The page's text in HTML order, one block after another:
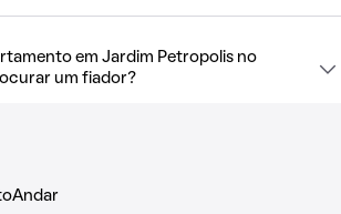
em Jardim Petropolis no
um fiador?